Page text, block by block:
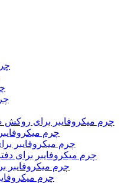
چرم میکروفایبر برای روکش
چرم
چرم میکروفایبر
چرم میکروفایبر برای
چرم میکروفایبر
چرم